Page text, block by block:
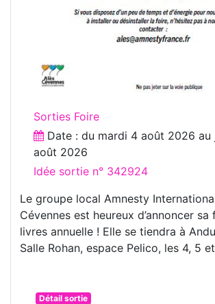
Sorties Foire
Date : du mardi 4 août 2026 au
août 2026
Idée sortie n° 342924
Le groupe local Amnesty
Cévennes est heureux d’annoncer sa
livres annuelle ! Elle se tiendra à
Salle Rohan, espace Pelico, les 4, 5
Détail sortie